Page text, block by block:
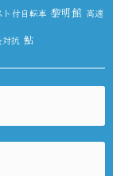
ト付自転車 黎明館 高速
対抗 鮎